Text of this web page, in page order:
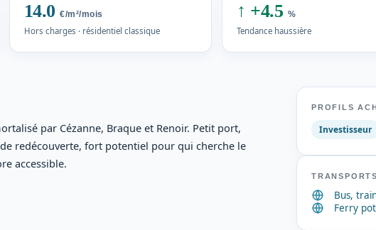
14.0 €/m²/mois
Hors charges · résidentiel classique
↑ +4.5 %
Tendance haussière
par Cézanne, Braque et Renoir. Petit port,
redécouverte, fort potentiel pour qui cherche le
accessible.
PROFILS
Investisseur
Bus,
Ferry